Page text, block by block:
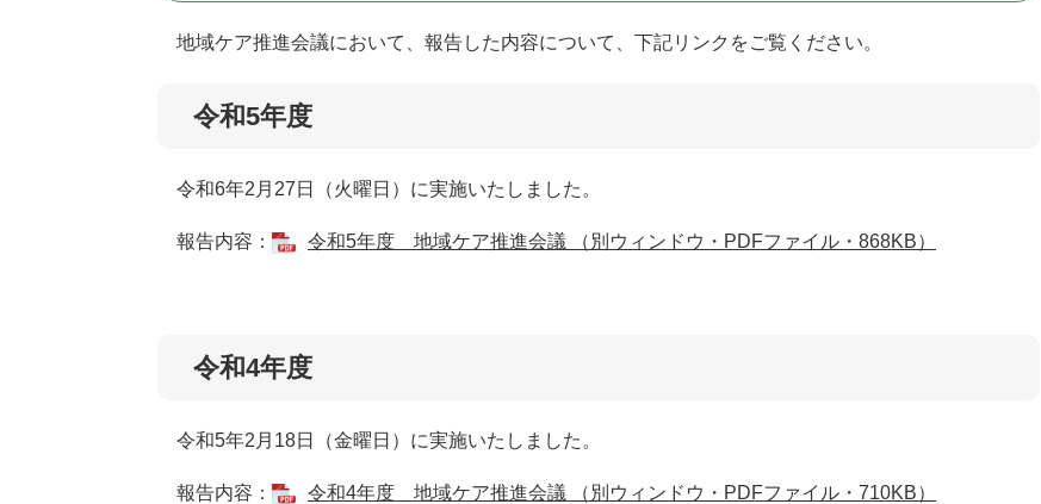
地域ケア推進会議において、報告した内容について、下記リンクをご覧ください。
令和5年度
令和6年2月27日（火曜日）に実施いたしました。
報告内容： 令和5年度 地域ケア推進会議 （別ウィンドウ・PDFファイル・868KB）
令和4年度
令和5年2月18日（金曜日）に実施いたしました。
報告内容： 令和4年度 地域ケア推進会議 （別ウィンドウ・PDFファイル・710KB）